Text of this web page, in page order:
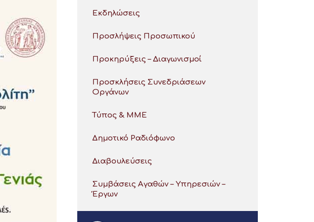
Εκδηλώσεις
Προσλήψεις Προσωπικού
Προκηρύξεις – Διαγωνισμοί
Προσκλήσεις Συνεδριάσεων
Οργάνων
Τύπος & ΜΜΕ
Δημοτικό Ραδιόφωνο
Διαβουλεύσεις
Συμβάσεις Αγαθών – Υπηρεσιών –
Έργων